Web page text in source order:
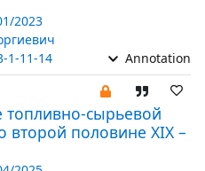
2023
1-11-14 Annotation
топливно-сырьевой
второй половине XIX –